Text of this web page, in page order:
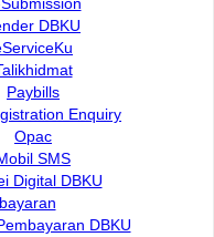
DBKU
Paybills
Enquiry
Opac
SMS
Digital DBKU
DBKU
Kereta